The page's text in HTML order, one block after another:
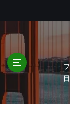
ン
へ
移